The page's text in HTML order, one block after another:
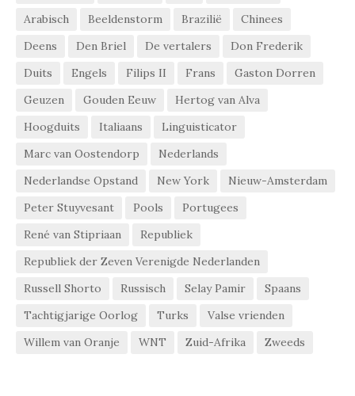
Arabisch
Beeldenstorm Brazilië
Chinees
Deens
Den Briel De vertalers
Don Frederik
Duits
Engels Filips II Frans
Gaston Dorren
Geuzen
Gouden Eeuw
Hertog van Alva
Hoogduits
Italiaans
Linguisticator
Marc van Oostendorp
Nederlands
Nederlandse Opstand
New York
Nieuw-Amsterdam
Peter Stuyvesant
Pools
Portugees
René van Stipriaan
Republiek
Republiek der Zeven Verenigde Nederlanden
Russell Shorto
Russisch Selay Pamir
Spaans
Tachtigjarige Oorlog
Turks
Valse vrienden
Willem van Oranje
WNT Zuid-Afrika Zweeds